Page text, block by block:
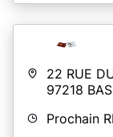
22 RUE
97218
Prochain